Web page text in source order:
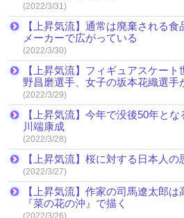
(2022/3/31)
【上昇気流】通常は廃棄される
メーカーで広がっている
(2022/3/30)
【上昇気流】フィギュアスケー
野昌磨選手、女子の坂本花織選手
(2022/3/29)
【上昇気流】今年で没後50年と
川端康成
(2022/3/28)
【上昇気流】桜に対する日本人の
(2022/3/27)
【上昇気流】作家の司馬遼太郎
『菜の花の沖』で描く
(2022/3/26)